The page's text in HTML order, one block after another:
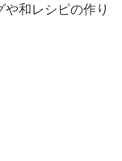
和レシピの作り